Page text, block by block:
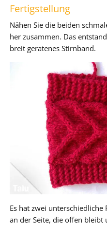
Fertigstellung
Nähen Sie die beiden
her zusammen. Das
breit geratenes Stirnband.
Es hat zwei unterschiedliche
an der Seite, die offen bleibt